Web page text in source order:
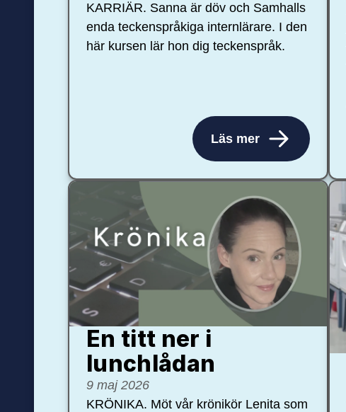
KARRIÄR. Sanna är döv och Samhalls
enda teckenspråkiga internlärare. I den
här kursen lär hon dig teckenspråk.
Läs mer
En titt ner i
lunchlådan
9 maj 2026
KRÖNIKA. Möt vår krönikör Lenita som